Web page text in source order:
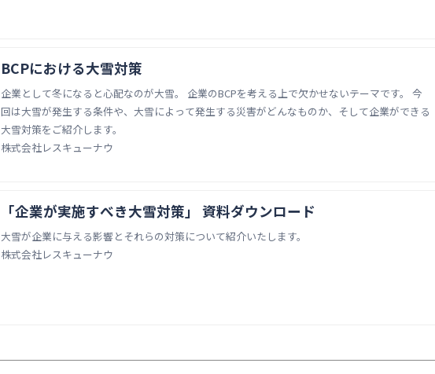
BCPにおける大雪対策
企業として冬になると心配なのが大雪。 企業のBCPを考える上で欠かせないテーマです。 今
回は大雪が発生する条件や、大雪によって発生する災害がどんなものか、そして企業ができる
大雪対策をご紹介します。
株式会社レスキューナウ
「企業が実施すべき大雪対策」 資料ダウンロード
大雪が企業に与える影響とそれらの対策について紹介いたします。
株式会社レスキューナウ